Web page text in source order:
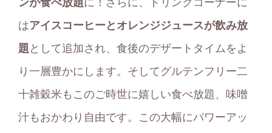
はアイスコーヒーとオレンジジュースが飲み放
題 として追加され、食後のデザートタイムをよ
り一層豊かにします。そしてグルテンフリー二
十雑穀米もこのご時世に嬉しい食べ放題、味噌
汁もおかわり自由です。この大幅にパワーアッ